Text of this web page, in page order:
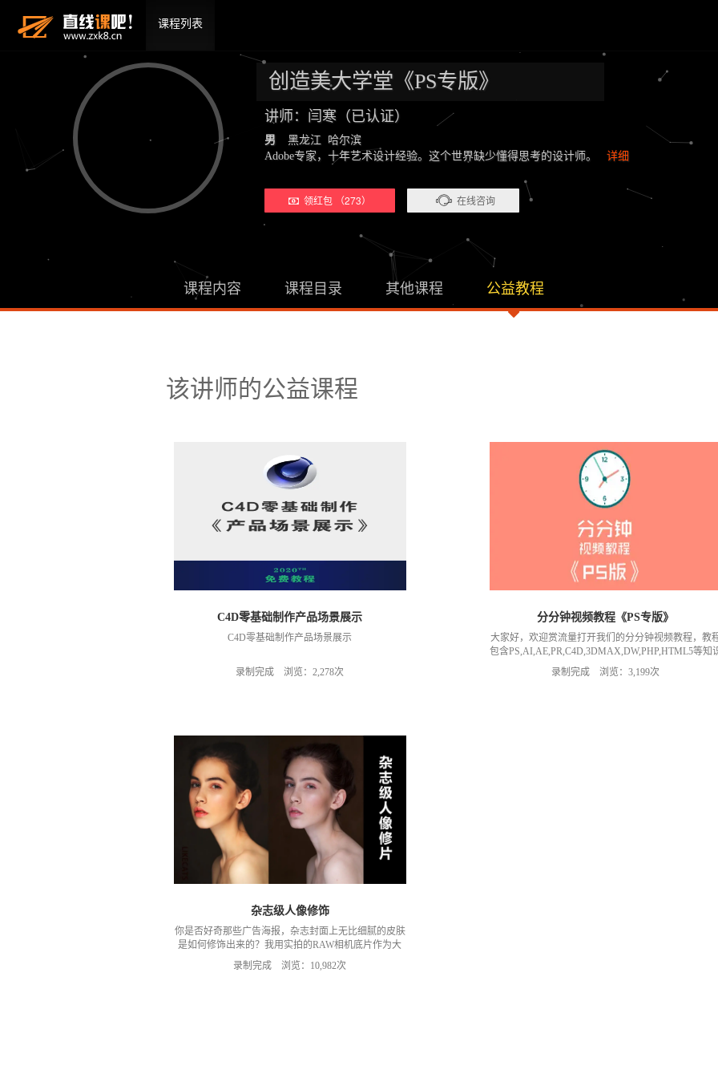
课程列表
创造美大学堂《PS专版》
讲师：闫寒（已认证）
男
黑龙江 哈尔滨
Adobe专家，十年艺术设计经验。这个世界缺少懂得思考的设计师。 详细
领红包 （273） 在线咨询
课程内容 课程目录 其他课程 公益教程
该讲师的公益课程
C4D零基础制作产品场景展示
C4D零基础制作产品场景展示
录制完成 浏览：2,278次
分分钟视频教程《PS专版》
大家好，欢迎赏流量打开我们的分分钟视频教程，教
包含PS,AI,AE,PR,C4D,3DMAX,DW,PHP,HTML5等知
哦！本套是ps教程适合摄影师，初学者，兴趣爱好者
等，每部教程短短几分钟都是一段完整知识哦！
录制完成 浏览：3,199次
杂志级人像修饰
你是否好奇那些广告海报，杂志封面上无比细腻的皮肤
是如何修饰出来的？我用实拍的RAW相机底片作为大
家的学习素材，共4种方法来逐级的帮助大家了解和学
习这一部分的知识体系，这几种方法相通却不相融合，
录制完成 浏览：10,982次